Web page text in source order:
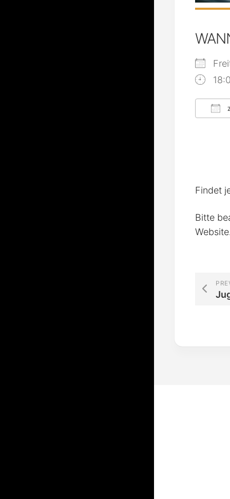
Findet
Bitte